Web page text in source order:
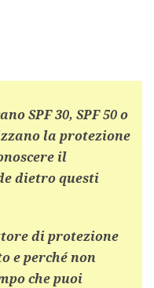
SPF 30, SPF 50 o
la protezione
il
dietro questi
di protezione
e perché non
che puoi